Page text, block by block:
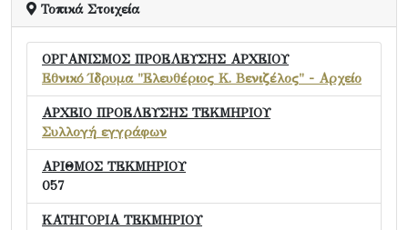
Τοπικά Στοιχεία
ΟΡΓΑΝΙΣΜΟΣ ΠΡΟΕΛΕΥΣΗΣ ΑΡΧΕΙΟΥ
Εθνικό Ίδρυμα "Ελευθέριος Κ. Βενιζέλος" - Αρχείο
ΑΡΧΕΙΟ ΠΡΟΕΛΕΥΣΗΣ ΤΕΚΜΗΡΙΟΥ
Συλλογή εγγράφων
ΑΡΙΘΜΟΣ ΤΕΚΜΗΡΙΟΥ
057
ΚΑΤΗΓΟΡΙΑ ΤΕΚΜΗΡΙΟΥ